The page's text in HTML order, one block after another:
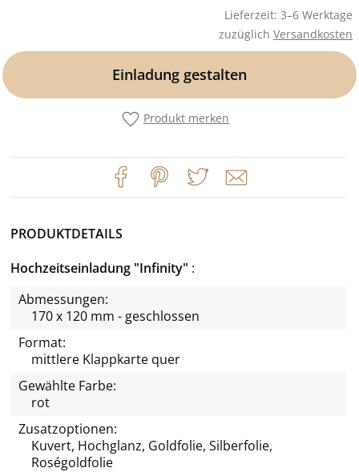
Lieferzeit: 3–6 Werktage
zuzüglich Versandkosten
Einladung gestalten
Produkt merken
PRODUKTDETAILS
Hochzeitseinladung "Infinity"
Abmessungen:
170 x 120 mm - geschlossen
Format:
mittlere Klappkarte quer
Gewählte Farbe:
rot
Zusatzoptionen:
Kuvert, Hochglanz, Goldfolie, Silberfolie,
Roségoldfolie